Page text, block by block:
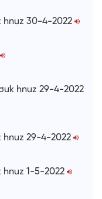
hnuz 30-4-2022
hnuz 29-4-2022
hnuz 29-4-2022
hnuz 1-5-2022